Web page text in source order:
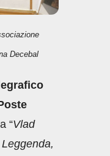
Decebal
“Vlad